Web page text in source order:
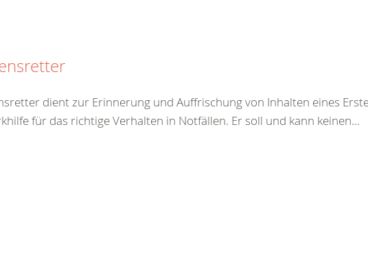
dient zur Erinnerung und Auffrischung von Inhalten eines
für das richtige Verhalten in Notfällen. Er soll und kann keinen...